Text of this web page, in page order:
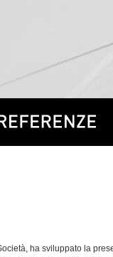
ha sviluppato la